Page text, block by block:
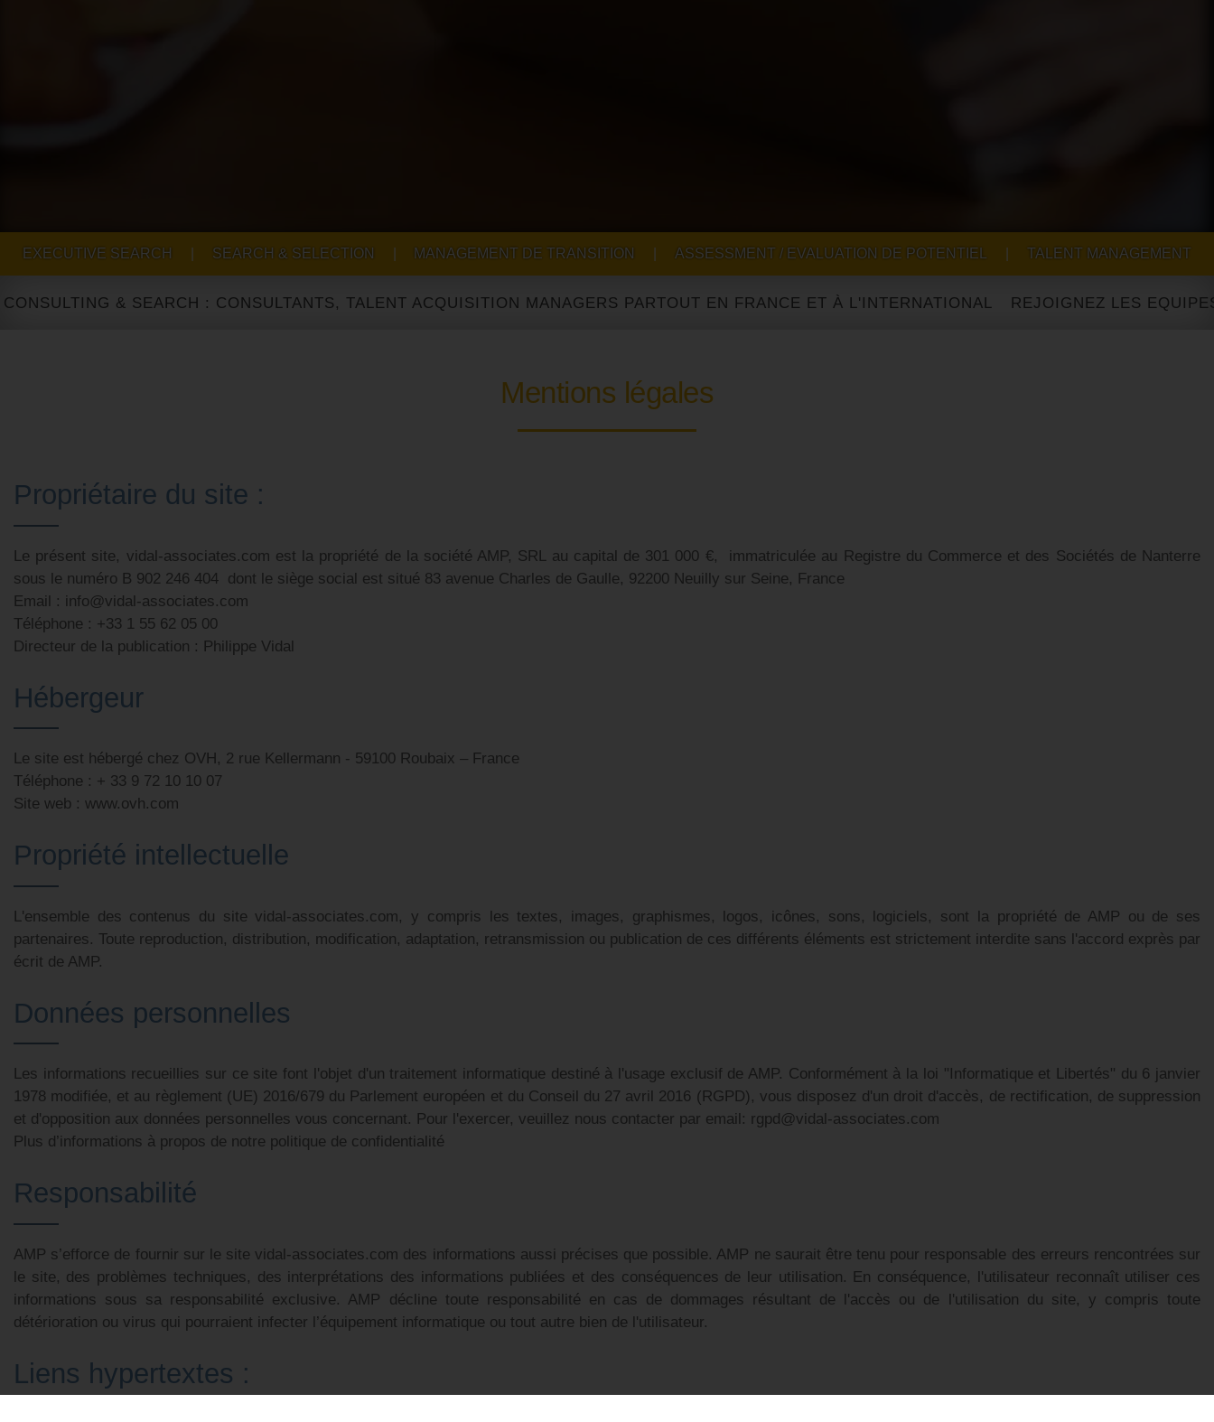
EXECUTIVE SEARCH SEARCH & SELECTION MANAGEMENT DE TRANSITION ASSESSMENT / EVALUATION DE POTENTIEL TALENT MANAGEMENT
& SEARCH : CONSULTANTS, TALENT ACQUISITION MANAGERS PARTOUT EN FRANCE ET À L'INTERNATIONAL
Mentions légales
Propriétaire du site :
Le présent site, vidal-associates.com est la propriété de la société AMP, SRL au capital de 301 000 €, immatriculée au Registre du Commerce et des Sociétés de Nanterre
sous le numéro B 902 246 404 dont le siège social est situé 83 avenue Charles de Gaulle, 92200 Neuilly sur Seine, France
Email : info@vidal-associates.com
Téléphone : +33 1 55 62 05 00
Directeur de la publication : Philippe Vidal
Hébergeur
Le site est hébergé chez OVH, 2 rue Kellermann - 59100 Roubaix – France
Téléphone : + 33 9 72 10 10 07
Site web : www.ovh.com
Propriété intellectuelle
L'ensemble des contenus du site vidal-associates.com, y compris les textes, images, graphismes, logos, icônes, sons, logiciels, sont la propriété de AMP ou de ses
partenaires. Toute reproduction, distribution, modification, adaptation, retransmission ou publication de ces différents éléments est strictement interdite sans l'accord exprès par
écrit de AMP.
Données personnelles
Les informations recueillies sur ce site font l'objet d'un traitement informatique destiné à l'usage exclusif de AMP. Conformément à la loi "Informatique et Libertés" du 6 janvier
1978 modifiée, et au règlement (UE) 2016/679 du Parlement européen et du Conseil du 27 avril 2016 (RGPD), vous disposez d'un droit d'accès, de rectification, de suppression
et d'opposition aux données personnelles vous concernant. Pour l'exercer, veuillez nous contacter par email: rgpd@vidal-associates.com
Plus d’informations à propos de notre politique de confidentialité
Responsabilité
AMP s’efforce de fournir sur le site vidal-associates.com des informations aussi précises que possible. AMP ne saurait être tenu pour responsable des erreurs rencontrées sur
le site, des problèmes techniques, des interprétations des informations publiées et des conséquences de leur utilisation. En conséquence, l'utilisateur reconnaît utiliser ces
informations sous sa responsabilité exclusive. AMP décline toute responsabilité en cas de dommages résultant de l'accès ou de l'utilisation du site, y compris toute
détérioration ou virus qui pourraient infecter l’équipement informatique ou tout autre bien de l'utilisateur.
Liens hypertextes :